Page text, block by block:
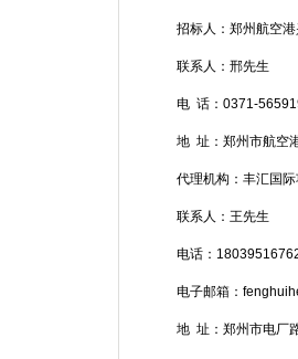
招标人：郑州航空
联系人：邢先生
电 话： 0371-
地 址：郑州市航空
代理机构：丰汇国
联系人：王先生
电话：
电子邮箱：
地 址：郑州市电厂